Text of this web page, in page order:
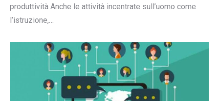
produttività Anche le attività incentrate sull’uomo come
l’istruzione,…